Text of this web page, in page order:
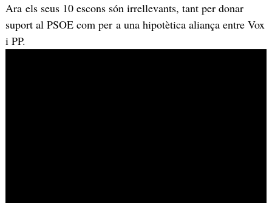
Ara els seus 10 escons són irrellevants, tant per donar
suport al PSOE com per a una hipotètica aliança entre Vox
i PP.